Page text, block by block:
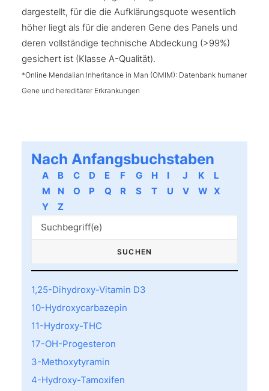
dargestellt, für die die Aufklärungsquote wesentlich
höher liegt als für die anderen Gene des Panels und
deren vollständige technische Abdeckung (>99%)
gesichert ist (Klasse A-Qualität).
*Online Mendalian Inheritance in Man (OMIM): Datenbank humaner
Gene und hereditärer Erkrankungen
Nach Anfangsbuchstaben
A B C D E F G H I J K
L
M
N O P Q R S T U V W X
Y
Z
1,25-Dihydroxy-Vitamin D3
10-Hydroxycarbazepin
11-Hydroxy-THC
17-OH-Progesteron
3-Methoxytyramin
4-Hydroxy-Tamoxifen